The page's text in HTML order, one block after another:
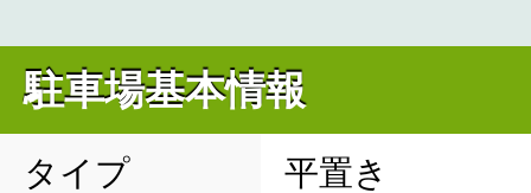
駐車場基本情報
タイプ 平置き